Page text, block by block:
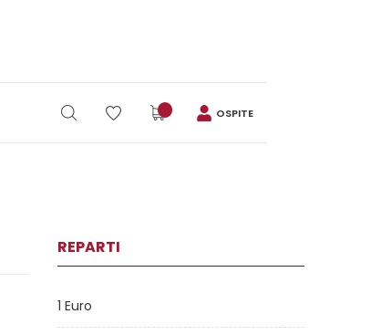
OSPITE
REPARTI
1 Euro